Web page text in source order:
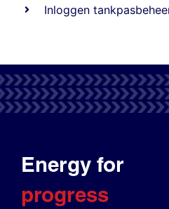
Inloggen
Energy for
progress